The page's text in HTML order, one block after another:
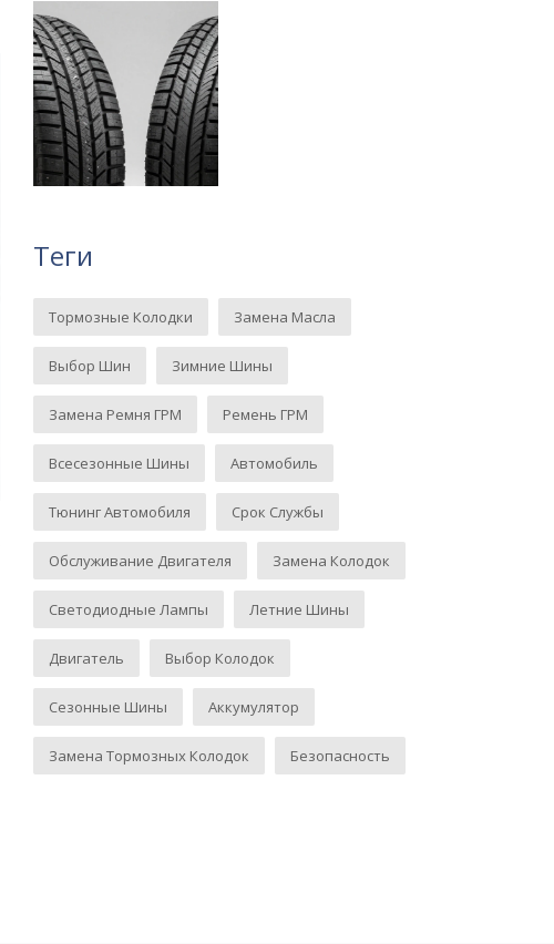
Теги
Тормозные Колодки Замена Масла
Выбор Шин Зимние Шины
Замена Ремня ГРМ Ремень ГРМ
Всесезонные Шины Автомобиль
Тюнинг Автомобиля Срок Службы
Обслуживание Двигателя Замена Колодок
Светодиодные Лампы Летние Шины
Двигатель Выбор Колодок
Сезонные Шины Аккумулятор
Замена Тормозных Колодок Безопасность